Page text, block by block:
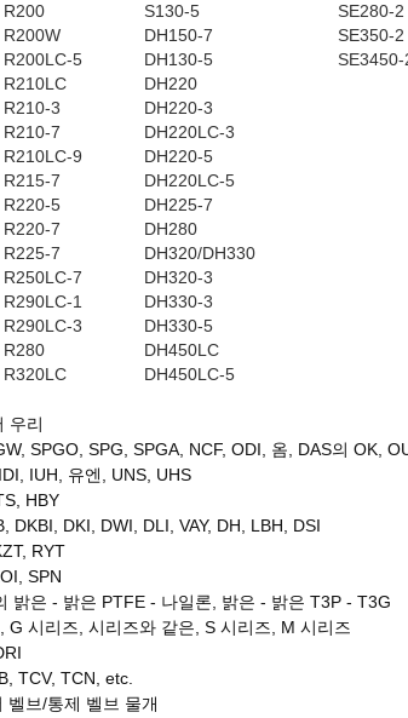
R200 S130-5
SE280-2
R200W DH150-7
SE350-2
R200LC-5 DH130-5
SE3450-
R210LC
DH220
R210-3
DH220-3
R210-7
DH220LC-3
R210LC-9
DH220-5
R215-7
DH220LC-5
R220-5
DH225-7
R220-7
DH280
R225-7
DH320/DH330
R250LC-7
DH320-3
R290LC-1
DH330-3
R290LC-3
DH330-5
R280
DH450LC
R320LC
DH450LC-5
우리
SPGO, SPG, SPGA, NCF, ODI, 옴, DAS의 OK,
IUH, 유엔, UNS, UHS
HBY
DKBI, DKI, DWI, DLI, VAY, DH, LBH, DSI
RYT
SPN
밝은 - 밝은 PTFE - 나일론, 밝은 - 밝은 T3P - T3G
G 시리즈, 시리즈와 같은, S 시리즈, M 시리즈
TCV, TCN, etc.
벨브/통제 벨브 물개